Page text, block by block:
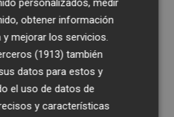
la actualidad de
en tu correo
suscribirme
personalizados, medir
obtener información
y mejorar los servicios.
(1913) también
datos para estos y
el uso de datos de
y características